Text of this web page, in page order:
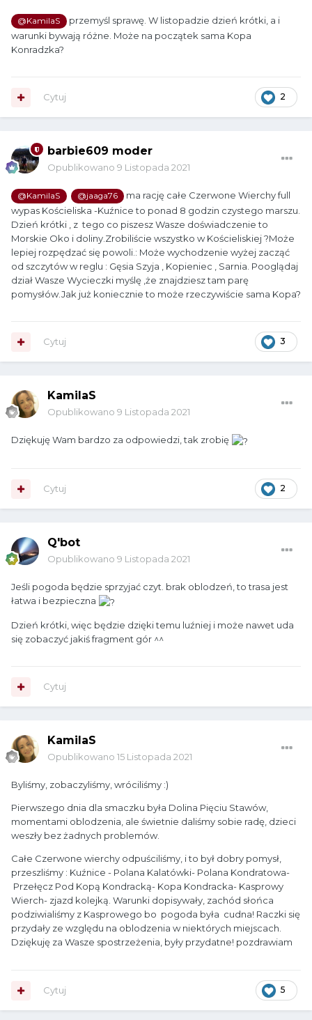
@KamilaS
przemyśl sprawę. W listopadzie dzień krótki, a i
warunki bywają różne. Może na początek sama Kopa
Konradzka?
2
Cytuj
barbie609 moder
Opublikowano 9 Listopada 2021
@KamilaS @jaaga76
ma rację całe Czerwone Wierchy full
wypas Kościeliska -Kuźnice to ponad 8 godzin czystego marszu.
Dzień krótki , z tego co piszesz Wasze doświadczenie to
Morskie Oko i doliny.Zrobiliście wszystko w Kościeliskiej ?Może
lepiej rozpędzać się powoli.: Może wychodzenie wyżej zacząć
od szczytów w reglu : Gęsia Szyja , Kopieniec , Sarnia. Pooglądaj
dział Wasze Wycieczki myślę ,że znajdziesz tam parę
pomysłów.Jak już koniecznie to może rzeczywiście sama Kopa?
3
Cytuj
KamilaS
Opublikowano 9 Listopada 2021
Dziękuję Wam bardzo za odpowiedzi, tak zrobię
2
Cytuj
Q'bot
Opublikowano 9 Listopada 2021
Jeśli pogoda będzie sprzyjać czyt. brak oblodzeń, to trasa jest
łatwa i bezpieczna
Dzień krótki, więc będzie dzięki temu luźniej i może nawet uda
się zobaczyć jakiś fragment gór ^^
Cytuj
KamilaS
Opublikowano 15 Listopada 2021
Byliśmy, zobaczyliśmy, wróciliśmy :)
Pierwszego dnia dla smaczku była Dolina Pięciu Stawów,
momentami oblodzenia, ale świetnie daliśmy sobie radę, dzieci
weszły bez żadnych problemów.
Całe Czerwone wierchy odpuściliśmy, i to był dobry pomysł,
przeszliśmy : Kuźnice - Polana Kalatówki- Polana Kondratowa-
Przełęcz Pod Kopą Kondracką- Kopa Kondracka- Kasprowy
Wierch- zjazd kolejką. Warunki dopisywały, zachód słońca
podziwialiśmy z Kasprowego bo pogoda była cudna! Raczki się
przydały ze względu na oblodzenia w niektórych miejscach.
Dziękuję za Wasze spostrzeżenia, były przydatne! pozdrawiam
5
Cytuj